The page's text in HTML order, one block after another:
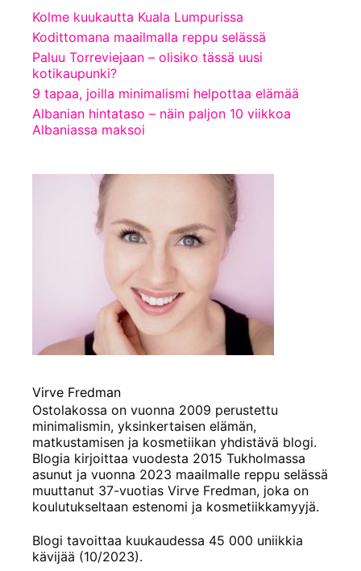
Kolme kuukautta Kuala Lumpurissa
Kodittomana maailmalla reppu selässä
Paluu Torreviejaan – olisiko tässä uusi
kotikaupunki?
9 tapaa, joilla minimalismi helpottaa elämää
Albanian hintataso – näin paljon 10 viikkoa
Albaniassa maksoi
Virve Fredman
Ostolakossa on vuonna 2009 perustettu
minimalismin, yksinkertaisen elämän,
matkustamisen ja kosmetiikan yhdistävä blogi.
Blogia kirjoittaa vuodesta 2015 Tukholmassa
asunut ja vuonna 2023 maailmalle reppu selässä
muuttanut 37-vuotias Virve Fredman, joka on
koulutukseltaan estenomi ja kosmetiikkamyyjä.
Blogi tavoittaa kuukaudessa 45 000 uniikkia
kävijää (10/2023).